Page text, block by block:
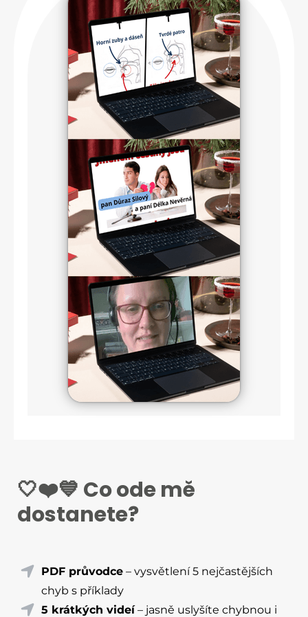
🤍❤️💙 Co ode mě
dostanete?
PDF průvodce – vysvětlení 5 nejčastějších
chyb s příklady
5 krátkých videí– jasně uslyšíte chybnou i